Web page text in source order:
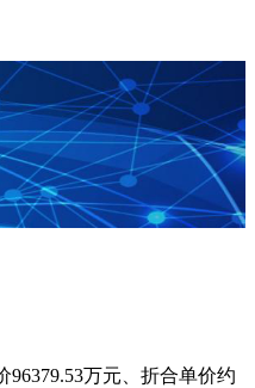
万元、折合单价约